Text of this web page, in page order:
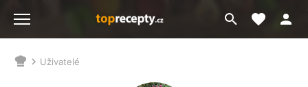
Přejít
na
Moje
NacházíteUživatelé